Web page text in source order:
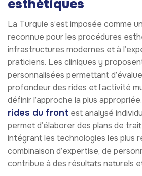
esthétiques
La Turquie s’est imposée comme
reconnue pour les procédures
infrastructures modernes et à
praticiens. Les cliniques y
personnalisées permettant
profondeur des rides et l’activité
définir l’approche la plus
rides du front est analysé
permet d’élaborer des plans de
intégrant les technologies les plus
combinaison d’expertise, de
contribue à des résultats naturels